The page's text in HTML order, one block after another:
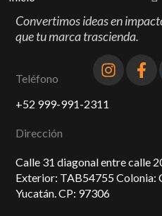
Convertimos ideas en
que tu marca trascienda.
Teléfono
+52 999-991-2311
Dirección
Calle 31 diagonal entre calle
Exterior: TAB54755 Colonia:
Yucatán. CP: 97306